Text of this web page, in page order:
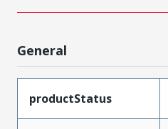
General
productStatus